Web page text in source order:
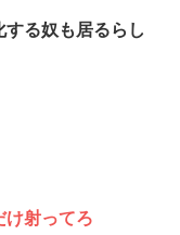
る奴も居るらし
け射ってろ